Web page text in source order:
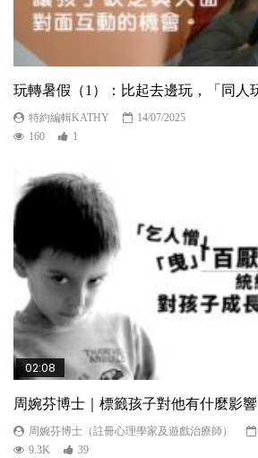
玩轉暑假（1）：比起去邊玩，「同人
特約編輯KATHY
14/07/2025
160
1
02:08
周婉芬博士｜標籤孩子對他有什麼影響
周婉芬博士（註冊心理學家及遊戲治療師）
9.3K
39